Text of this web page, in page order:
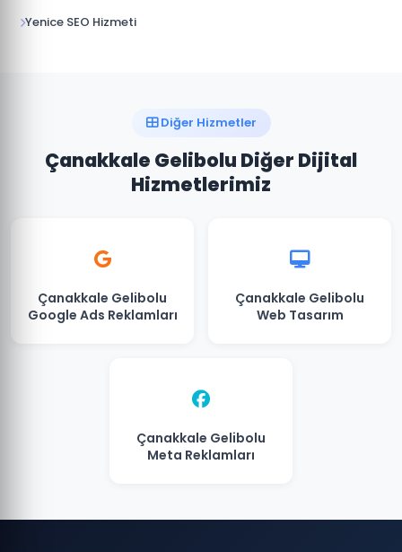
Yenice SEO Hizmeti
Diğer Hizmetler
Çanakkale Gelibolu Diğer Dijital
Hizmetlerimiz
Çanakkale Gelibolu
Google Ads Reklamları
Çanakkale Gelibolu
Web Tasarım
Çanakkale Gelibolu
Meta Reklamları